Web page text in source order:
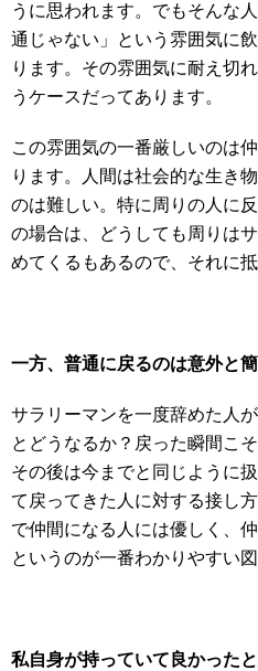
うに思われます。でもそんな
通じゃない」という雰囲気に
ります。その雰囲気に耐え切
うケースだってあります。
この雰囲気の一番厳しいのは
ります。人間は社会的な生き
のは難しい。特に周りの人に
の場合は、どうしても周りは
めてくるもあるので、それに
一方、普通に戻るのは意外と
サラリーマンを一度辞めた人
とどうなるか？戻った瞬間こ
その後は今までと同じように
て戻ってきた人に対する接し
で仲間になる人には優しく、
というのが一番わかりやすい
私自身が持っていて良かった